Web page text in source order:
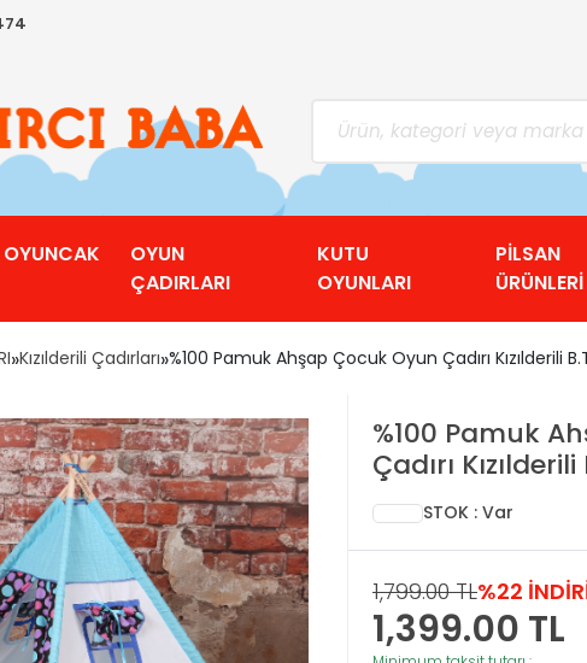
OYUNCAK
OYUN
ÇADIRLARI
KUTU
OYUNLARI
PİLSAN
ÜRÜNLERİ
»Kızılderili Çadırları»%100 Pamuk Ahşap Çocuk Oyun Çadırı Kızılderili
%100 Pamuk
Çadırı Kızılderili
STOK : Var
1,799.00 TL%22
1,399.00 TL